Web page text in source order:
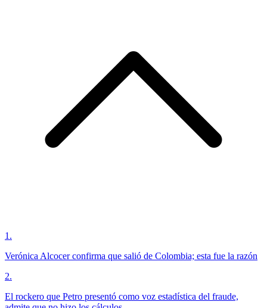
1 .
Verónica Alcocer confirma que salió de Colombia; esta fue la razón
2.
El rockero que Petro presentó como voz estadística del fraude,